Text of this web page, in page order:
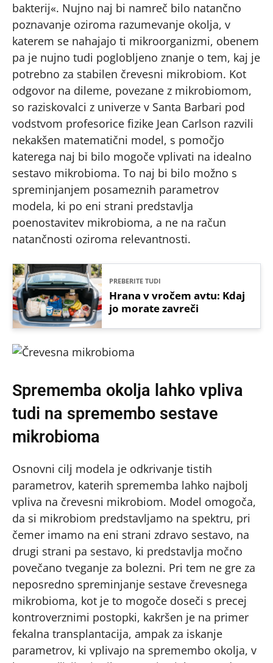
bakterij«. Nujno naj bi namreč bilo natančno
poznavanje oziroma razumevanje okolja, v
katerem se nahajajo ti mikroorganizmi, obenem
pa je nujno tudi poglobljeno znanje o tem, kaj je
potrebno za stabilen črevesni mikrobiom. Kot
odgovor na dileme, povezane z mikrobiomom,
so raziskovalci z univerze v Santa Barbari pod
vodstvom profesorice fizike Jean Carlson razvili
nekakšen matematični model, s pomočjo
katerega naj bi bilo mogoče vplivati na idealno
sestavo mikrobioma. To naj bi bilo možno s
spreminjanjem posameznih parametrov
modela, ki po eni strani predstavlja
poenostavitev mikrobioma, a ne na račun
natančnosti oziroma relevantnosti.
PREBERITE TUDI
Hrana v vročem avtu: Kdaj
jo morate zavreči
Sprememba okolja lahko vpliva
tudi na spremembo sestave
mikrobioma
Osnovni cilj modela je odkrivanje tistih
parametrov, katerih sprememba lahko najbolj
vpliva na črevesni mikrobiom. Model omogoča,
da si mikrobiom predstavljamo na spektru, pri
čemer imamo na eni strani zdravo sestavo, na
drugi strani pa sestavo, ki predstavlja močno
povečano tveganje za bolezni. Pri tem ne gre za
neposredno spreminjanje sestave črevesnega
mikrobioma, kot je to mogoče doseči s precej
kontroverznimi postopki, kakršen je na primer
fekalna transplantacija, ampak za iskanje
parametrov, ki vplivajo na spremembo okolja, v